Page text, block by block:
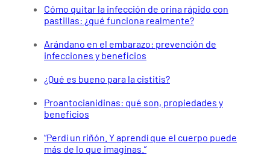
Cómo quitar la infección de orina rápido con
pastillas: ¿qué funciona realmente?
Arándano en el embarazo: prevención de
infecciones y beneficios
¿Qué es bueno para la cistitis?
Proantocianidinas: qué son, propiedades y
beneficios
“Perdí un riñón. Y aprendí que el cuerpo puede
más de lo que imaginas.”